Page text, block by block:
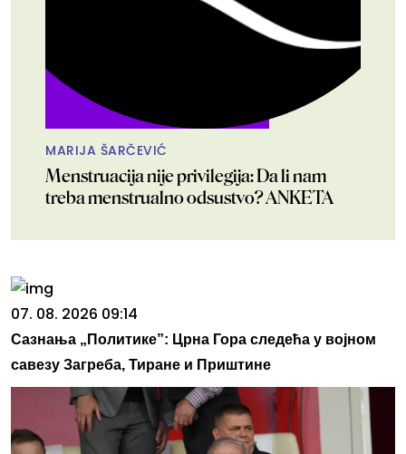
MARIJA ŠARČEVIĆ
Menstruacija nije privilegija: Da li nam
treba menstrualno odsustvo? ANKETA
07. 08. 2026 09:14
Сазнања „Политике”: Црна Гора следећа у војном
савезу Загреба, Тиране и Приштине